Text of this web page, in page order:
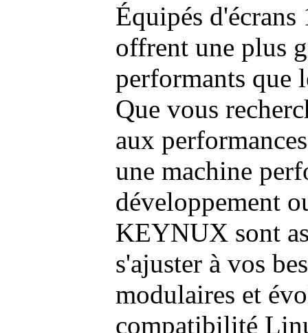
Équipés
offrent une plus
performants que
Que vous
aux
une machine
développement
KEYNUX sont
s'ajuster à vos
modulaires et
compatibilité